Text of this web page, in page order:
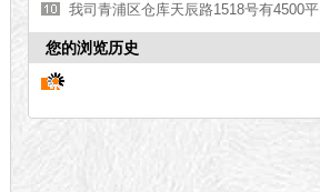
效率的提升路径
我司青浦区仓库天辰路1518号有4500平
仓库出租
您的浏览历史